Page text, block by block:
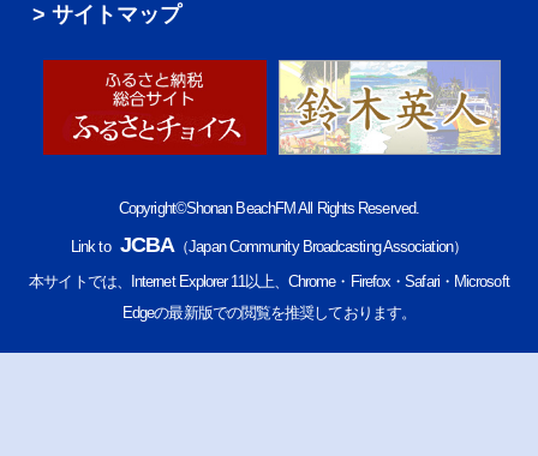
サイトマップ
Copyright©Shonan BeachFM All Rights Reserved.
Link to JCBA（Japan Community Broadcasting Association）
本サイトでは、Internet Explorer 11以上、Chrome・Firefox・Safari・Microsoft
Edgeの最新版での閲覧を推奨しております。